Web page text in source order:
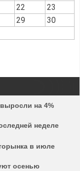
22
23
29
30
на 4%
неделе
в июле
осенью